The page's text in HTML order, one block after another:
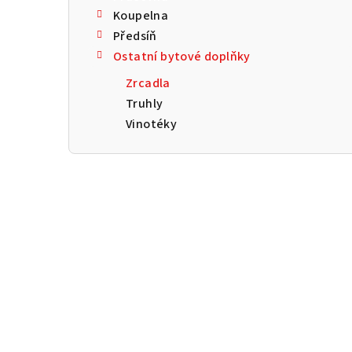
a
Koupelna
Předsíň
Ostatní bytové doplňky
Zrcadla
Truhly
Vinotéky